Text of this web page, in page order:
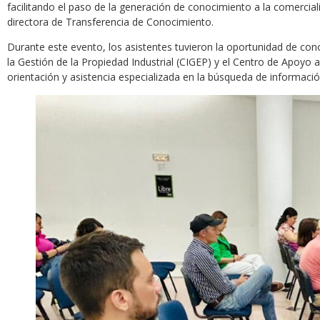
facilitando el paso de la generación de conocimiento a la
directora de Transferencia de Conocimiento.
Durante este evento, los asistentes tuvieron la oportunidad de
la Gestión de la Propiedad Industrial (CIGEP) y el Centro de
orientación y asistencia especializada en la búsqueda de